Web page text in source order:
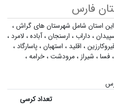
فارس
گراش،
،داراب ، ارسنجان،آباده، لامرد،
، اقلید ، استهبان،پاسارگاد،
،فسا، شیراز ،مرودشت،خرامه،
تعداد کرسی